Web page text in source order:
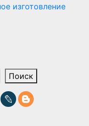
изготовление
Поиск